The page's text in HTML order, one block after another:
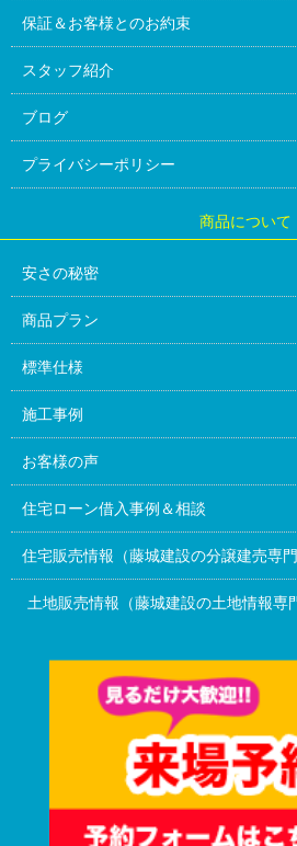
保証＆お客様とのお約束
スタッフ紹介
ブログ
プライバシーポリシー
商品について
安さの秘密
商品プラン
標準仕様
施工事例
お客様の声
住宅ローン借入事例＆相談
住宅販売情報（藤城建設の分譲建売専門
土地販売情報（藤城建設の土地情報専